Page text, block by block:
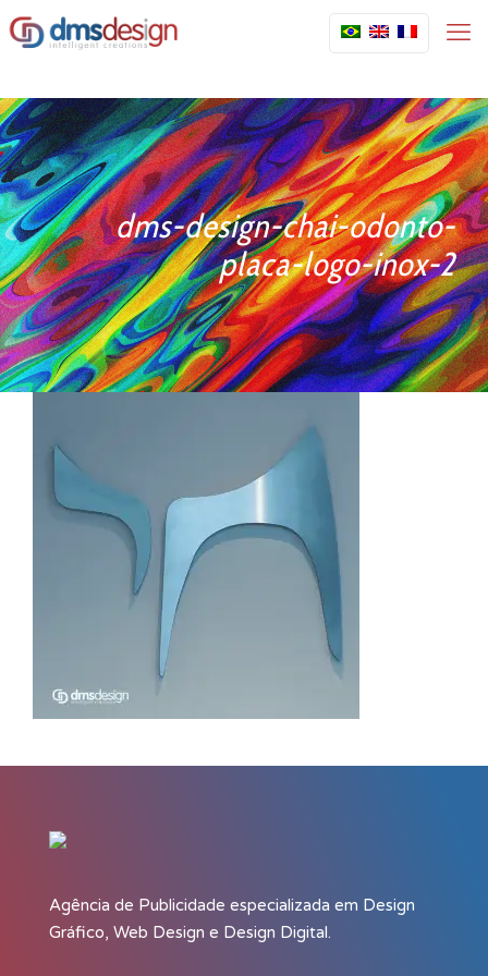
dms-design-chai-odonto-
placa-logo-inox-2
Agência de Publicidade especializada em Design
Gráfico, Web Design e Design Digital.